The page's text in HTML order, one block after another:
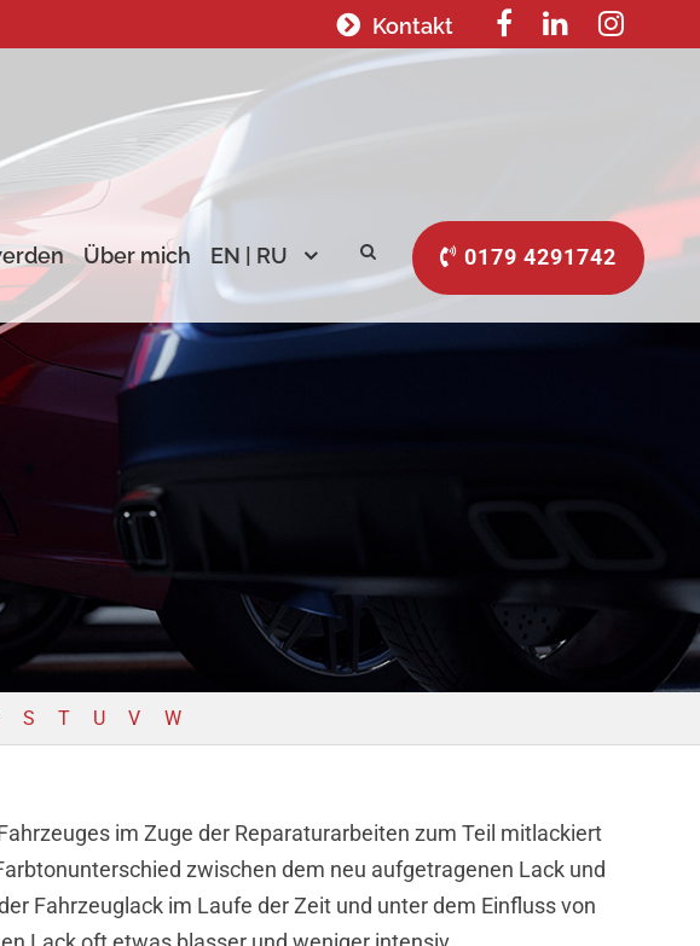
Kontakt
Über mich EN | RU 0179 4291742
S T U V W
im Zuge der Reparaturarbeiten zum Teil mitlackiert
zwischen dem neu aufgetragenen Lack und
Fahrzeuglack im Laufe der Zeit und unter dem Einfluss von